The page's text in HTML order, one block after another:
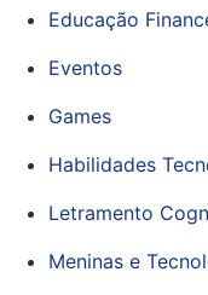
Educação
Eventos
Games
Habilidades
Letramento
Meninas e